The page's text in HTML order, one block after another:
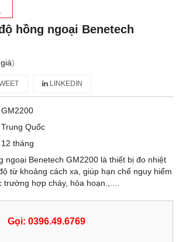
hồng ngoại Benetech
)
LINKEDIN
GM2200
Trung Quốc
12 tháng
ngoại Benetech GM2200 là thiết bị đo nhiệt
từ khoảng cách xa, giúp hạn chế nguy hiểm
hợp cháy, hỏa hoạn.,....
Gọi: 0396.49.6769